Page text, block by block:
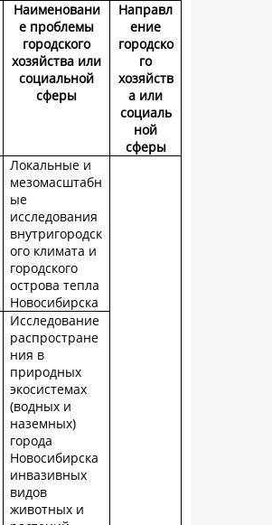
Наименовани
е проблемы
городского
хозяйства или
социальной
сферы
Направл
ение
городско
го
хозяйств
а или
социаль
ной
сферы
Локальные и
мезомасштабн
ые
исследования
внутригородск
ого климата и
городского
острова тепла
Новосибирска
Исследование
распростране
ния в
природных
экосистемах
(водных и
наземных)
города
Новосибирска
инвазивных
видов
животных и